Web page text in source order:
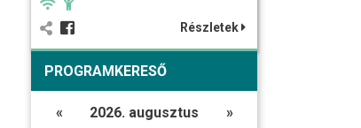
Részletek
PROGRAMKERESŐ
« 2026. augusztus
»